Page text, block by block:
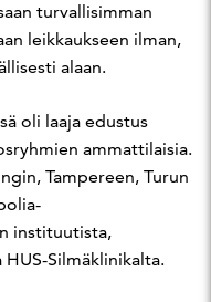
turvallisimman
leikkaukseen ilman,
alaan.
oli laaja edustus
ammattilaisia.
Tampereen, Turun
instituutista,
Silmäklinikalta.